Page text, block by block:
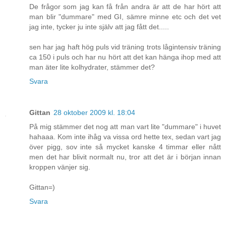
De frågor som jag kan få från andra är att de har hört att
man blir "dummare" med GI, sämre minne etc och det vet
jag inte, tycker ju inte själv att jag fått det.....
sen har jag haft hög puls vid träning trots lågintensiv träning
ca 150 i puls och har nu hört att det kan hänga ihop med att
man äter lite kolhydrater, stämmer det?
Svara
Gittan 28 oktober 2009 kl. 18:04
På mig stämmer det nog att man vart lite "dummare" i huvet
hahaaa. Kom inte ihåg va vissa ord hette tex, sedan vart jag
över pigg, sov inte så mycket kanske 4 timmar eller nått
men det har blivit normalt nu, tror att det är i början innan
kroppen vänjer sig.
Gittan=)
Svara